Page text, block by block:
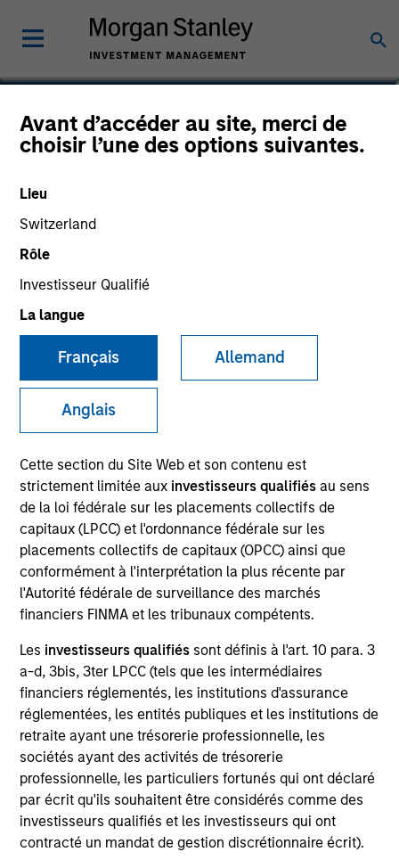
Avant d’accéder au site, merci de
choisir l’une des options suivantes.
Lieu
Switzerland
Rôle
Investisseur Qualifié
La langue
Français Allemand
Anglais
Cette section du Site Web et son contenu est
strictement limitée aux investisseurs qualifiésau sens
de la loi fédérale sur les placements collectifs de
capitaux (LPCC) et l'ordonnance fédérale sur les
placements collectifs de capitaux (OPCC) ainsi que
conformément à l'interprétation la plus récente par
l'Autorité fédérale de surveillance des marchés
financiers FINMA et les tribunaux compétents.
Les investisseurs qualifiés sont définis à l'art. 10 para. 3
a-d, 3bis, 3ter LPCC (tels que les intermédiaires
financiers réglementés, les institutions d'assurance
réglementées, les entités publiques et les institutions de
retraite ayant une trésorerie professionnelle, les
sociétés ayant des activités de trésorerie
professionnelle, les particuliers fortunés qui ont déclaré
par écrit qu'ils souhaitent être considérés comme des
investisseurs qualifiés et les investisseurs qui ont
contracté un mandat de gestion discrétionnaire écrit).
Christopher Morser
Managing Director
YEARS OF INDUSTRY EXPERIENCE
35 Years
TEAM
AIP Hedge Fund Team
Christopher Morser is a managing director within
the AIP Hedge Fund Solutions team. In this role, he
focuses on managing individual customized hedge
fund portfolios, overseeing the hedge fund advisory